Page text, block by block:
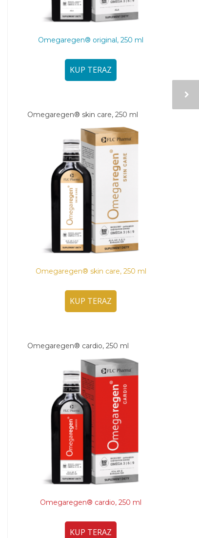
Omegaregen® original, 250 ml
KUP TERAZ
Omegaregen® skin care, 250 ml
Omegaregen® skin care, 250 ml
KUP TERAZ
Omegaregen® cardio, 250 ml
Omegaregen® cardio, 250 ml
KUP TERAZ